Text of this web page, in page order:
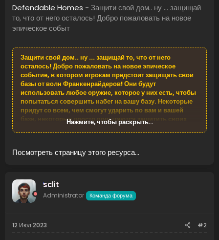
Defendable Homes - Защити свой дом.. ну ... защищай
то, что от него осталось! Добро пожаловать на новое
эпическое событ
Защити свой дом.. ну ... защищай то, что от него
осталось! Добро пожаловать на новое эпическое
событие, в котором игрокам предстоит защищать свои
базы от волн Франкенрайдеров! Они будут
использовать любое оружие, которое у них есть, чтобы
попытаться совершить набег на вашу базу. Некоторые
придут со всем, чем смогут ударить по вам и вашей
базе, некоторые просто попытаются защитить своих
сородичей, некоторые тоже нашли тяжелое
...
Нажмите, чтобы раскрыть...
Посмотреть страницу этого ресурса...
sclit
Administrator Команда форума
12 Июл 2023 #2